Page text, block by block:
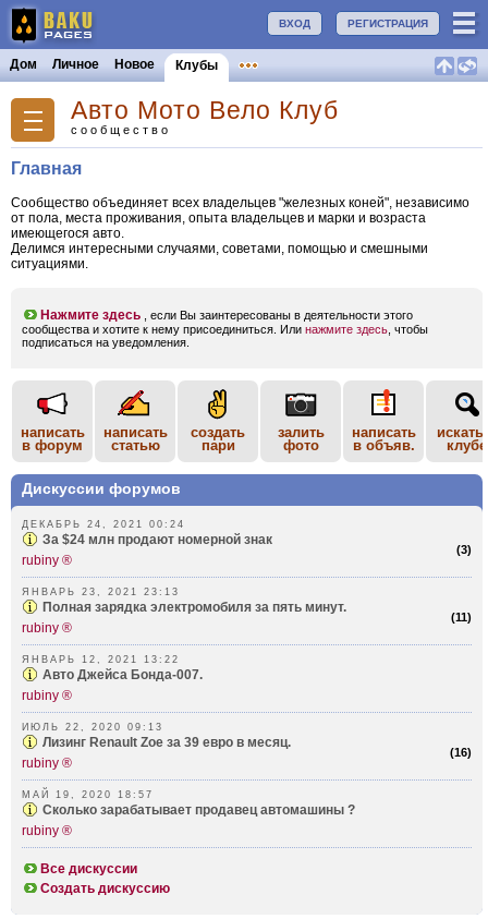
РЕГИСТРАЦИЯ
ВХОД
Дом Личное Новое Клубы
Авто Мото Вело Клуб
сообщество
Главная
Cообщество объединяет всех владельцев "железных коней", независимо
от пола, места проживания, опыта владельцев и марки и возраста
имеющегося авто.
Делимся интересными случаями, советами, помощью и смешными
ситуациями.
Нажмите здесь , если Вы заинтересованы в деятельности этого
сообщества и хотите к нему присоединиться. Или нажмите здесь , чтобы
подписаться на уведомления.
написать
в форум
написать
статью
создать
пари
залить
фото
написать
в объяв.
искать
клубе
Дискуссии форумов
ДЕКАБРЬ 24, 2021 00:24
(3)
За $24 млн продают номерной знак
rubiny ®
ЯНВАРЬ 23, 2021 23:13
(11)
Полная зарядка электромобиля за пять минут.
rubiny ®
ЯНВАРЬ 12, 2021 13:22
Авто Джейса Бонда-007.
rubiny ®
ИЮЛЬ 22, 2020 09:13
(16)
Лизинг Renault Zoe за 39 евро в месяц.
rubiny ®
МАЙ 19, 2020 18:57
Сколько зарабатывает продавец автомашины ?
rubiny ®
Все дискуссии
Создать дискуссию